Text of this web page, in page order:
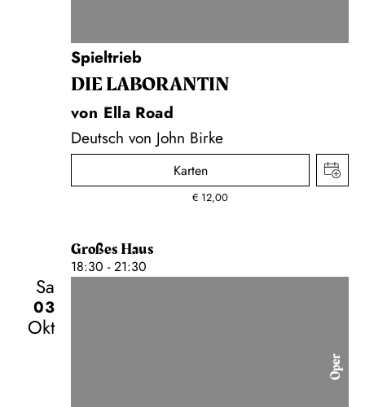
Spieltrieb
DIE LA­BO­RAN­TIN
von Ella Road
Deutsch von John Birke
Karten
€ 12,00
Großes Haus
18:30 - 21:30
Sa
03
Okt
Oper